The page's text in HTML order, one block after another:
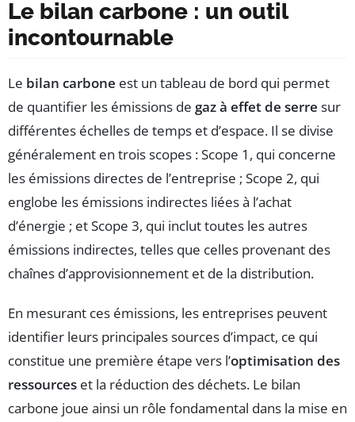
Le bilan carbone : un outil
incontournable
Le bilan carbone est un tableau de bord qui permet
de quantifier les émissions de gaz à effet de serre sur
différentes échelles de temps et d’espace. Il se divise
généralement en trois scopes : Scope 1, qui concerne
les émissions directes de l’entreprise ; Scope 2, qui
englobe les émissions indirectes liées à l’achat
d’énergie ; et Scope 3, qui inclut toutes les autres
émissions indirectes, telles que celles provenant des
chaînes d’approvisionnement et de la distribution.
En mesurant ces émissions, les entreprises peuvent
identifier leurs principales sources d’impact, ce qui
constitue une première étape vers l’optimisation des
ressources et la réduction des déchets. Le bilan
carbone joue ainsi un rôle fondamental dans la mise en